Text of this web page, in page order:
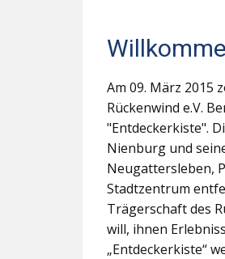
Am 09. März 2015
Rückenwind e.V.
"Entdeckerkiste".
Nienburg und
Neugattersleben,
Stadtzentrum
Trägerschaft des
will, ihnen
„Entdeckerkiste“